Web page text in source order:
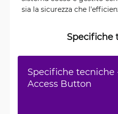
sia la sicurezza che
Specifiche
Specifiche
Access Button